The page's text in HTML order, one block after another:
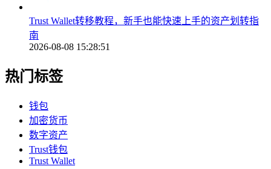
Trust Wallet转移教程，新手也能快速上手的资产划转指
南
2026-08-08 15:28:51
热门标签
钱包
加密货币
数字资产
Trust钱包
Trust Wallet